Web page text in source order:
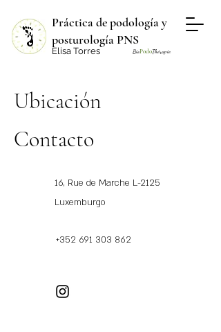
Práctica de podología y
posturología PNS
Elisa Torres BioPodoThérapie
Ubicación
Contacto
16, Rue de Marche L-2125
Luxemburgo
+352 691 303 862